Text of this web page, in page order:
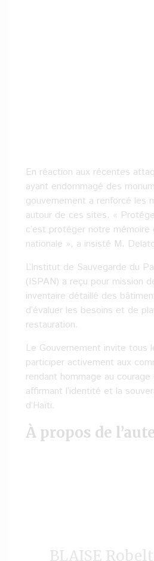
En réaction aux récentes
ayant endommagé des
gouvernement a renforcé les
autour de ces sites. «
c’est protéger notre
nationale », a insisté M.
L’Institut de Sauvegarde du
(ISPAN) a reçu pour mission
inventaire détaillé des
d’évaluer les besoins et de
restauration.
Le Gouvernement invite tous
participer activement aux
rendant hommage au
affirmant l’identité et la
d’Haïti.
À propos de
BLAISE